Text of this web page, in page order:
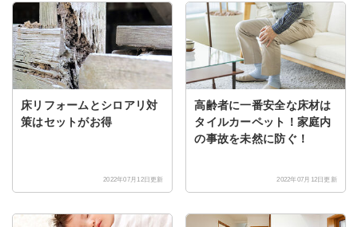
床リフォームとシロアリ対
策はセットがお得
2022年07月12日更新
高齢者に一番安全な床材は
タイルカーペット！家庭内
の事故を未然に防ぐ！
2022年07月12日更新